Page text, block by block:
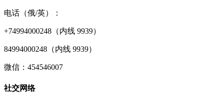
电话（俄/英）：
+74994000248（内线 9939）
84994000248（内线 9939）
微信：454546007
社交网络